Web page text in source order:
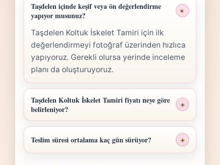
Taşdelen içinde keşif veya ön değerlendirme
yapıyor musunuz?
+
Taşdelen Koltuk İskelet Tamiri için ilk
değerlendirmeyi fotoğraf üzerinden hızlıca
yapıyoruz. Gerekli olursa yerinde inceleme
planı da oluşturuyoruz.
Taşdelen Koltuk İskelet Tamiri fiyatı neye göre
belirleniyor?
+
Taşdelen Koltuk İskelet Tamiri fiyatı; ölçü,
malzeme sınıfı, işçilik yoğunluğu ve teslim
planına göre belirlenir. Fotoğraf
Teslim süresi ortalama kaç gün sürüyor? +